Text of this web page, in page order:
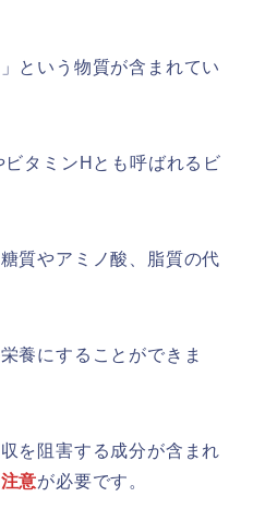
という物質が含まれてい
タミンHとも呼ばれるビ
質やアミノ酸、脂質の代
養にすることができま
を阻害する成分が含まれ
意が必要です。